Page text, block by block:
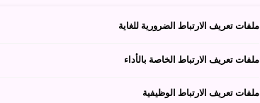
ملفات تعريف الارتباط الضرورية للغاية
ملفات تعريف الارتباط الخاصة بالأداء
ملفات تعريف الارتباط الوظيفية